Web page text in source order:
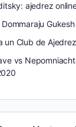
ajedrez
Gukesh
un Club de Ajedrez
vs